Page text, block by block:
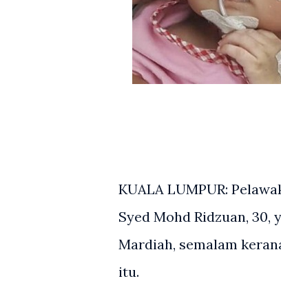
KUALA LUMPUR:
Syed Mohd Ridzuan,
Mardiah, semalam
itu.